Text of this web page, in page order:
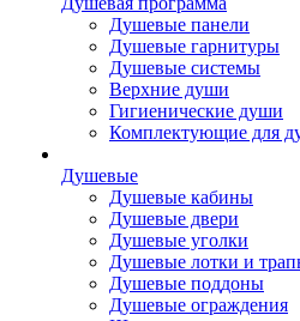
Душевые панели
Душевые гарнитуры
Душевые системы
Верхние души
Гигиенические души
Комплектующие для
Душевые
Душевые кабины
Душевые двери
Душевые уголки
Душевые лотки и
Душевые поддоны
Душевые ограждения